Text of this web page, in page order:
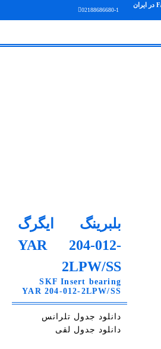
02188686680-1
بلبرینگ ایگرگ
YAR 204-012-
2LPW/SS
SKF Insert bearing
YAR 204-012-2LPW/SS
دانلود جدول تلرانس
دانلود جدول لقی